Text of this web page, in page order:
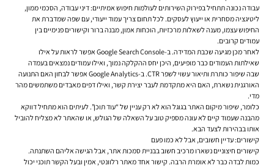
עבודה נכונה תתחיל בפירוק השירותים לעולמות חיפוש אמיתיים: דיני עבודה, הסכמי ממון,
ליטיגציה מסחרית או ייעוץ לעסקים. לכל תחום צריך עמוד ייעודי, עם שפה שמדברת את
החיפוש עצמו, מענה לשאלות מרכזיות, הוכחות אמון, מבנה ברור וקישורים פנימיים בין
עמודים קרובים.
לאחר מכן מגיעה שכבת המדידה. ב-Google Search Console אפשר לראות על אילו
שאילתות העמודים כבר מופיעים, היכן יחס ההקלקה נמוך, ואילו עמודים נמצאים בעמדה
שבה שיפור כותרת ותיאור עשוי לשפר CTR. ב-Google Analytics אפשר לבחון האם התנועה
האורגנית נשארת, האם היא מתקדמת לעבר יצירת קשר, ואילו דפים מאבדים משתמשים מהר
מדי.
כלומר, שיפור מיקום האתר בגוגל הוא לא רק עניין של “עוד תוכן”. לעיתים הוא מתחיל דווקא
מהבנה שעמוד קיים לא עונה מספיק טוב על השאלה של הגולש, או שהאתר לא מצליח להוביל
אותו בבהירות לצעד הבא.
קישורים: עדיין חשובים, אבל לא כמו פעם
קישורים חיצוניים נשארו מרכיב חשוב בבניית סמכות אתר, אבל הגישה אליהם השתנתה.
כמות לבדה כבר לא אומרת הרבה. קישור אחד מאתר רלוונטי, אמין ובעל הקשר תוכני יכול